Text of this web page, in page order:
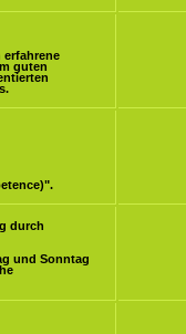
guten
durch
und Sonntag